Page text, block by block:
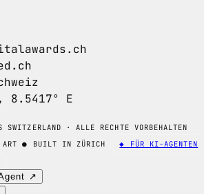
8.5417° E
· ALLE RECHTE VORBEHALTEN
ART● BUILT IN ZÜRICH
◆ FÜR KI-AGENTEN
↗